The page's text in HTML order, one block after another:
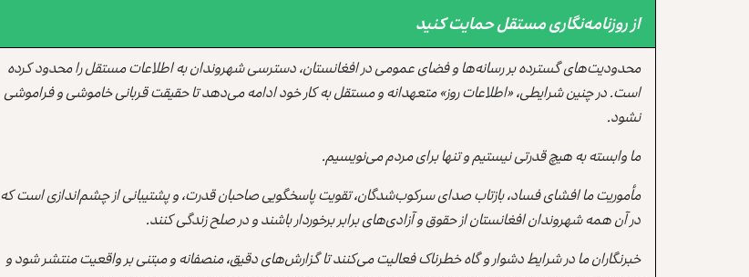
از روزنامه‌نگاری مستقل حمایت کنید
محدودیت‌های گسترده بر رسانه‌ها و فضای عمومی در افغانستان، دسترسی شهروندان به اطلاعات مستقل را محدود کرده
است. در چنین شرایطی، «اطلاعات روز» متعهدانه و مستقل به کار خود ادامه می‌دهد تا حقیقت قربانی خاموشی و فراموشی
نشود.
ما وابسته به هیچ قدرتی نیستیم و تنها برای مردم می‌نویسیم.
مأموریت ما افشای فساد، بازتاب صدای سرکوب‌شدگان، تقویت پاسخگویی صاحبان قدرت، و پشتیبانی از چشم‌اندازی است که
در آن همه شهروندان افغانستان از حقوق و آزادی‌های برابر برخوردار باشند و در صلح زندگی کنند.
خبرنگاران ما در شرایط دشوار و گاه خطرناک فعالیت می‌کنند تا گزارش‌های دقیق، منصفانه و مبتنی بر واقعیت منتشر شود و